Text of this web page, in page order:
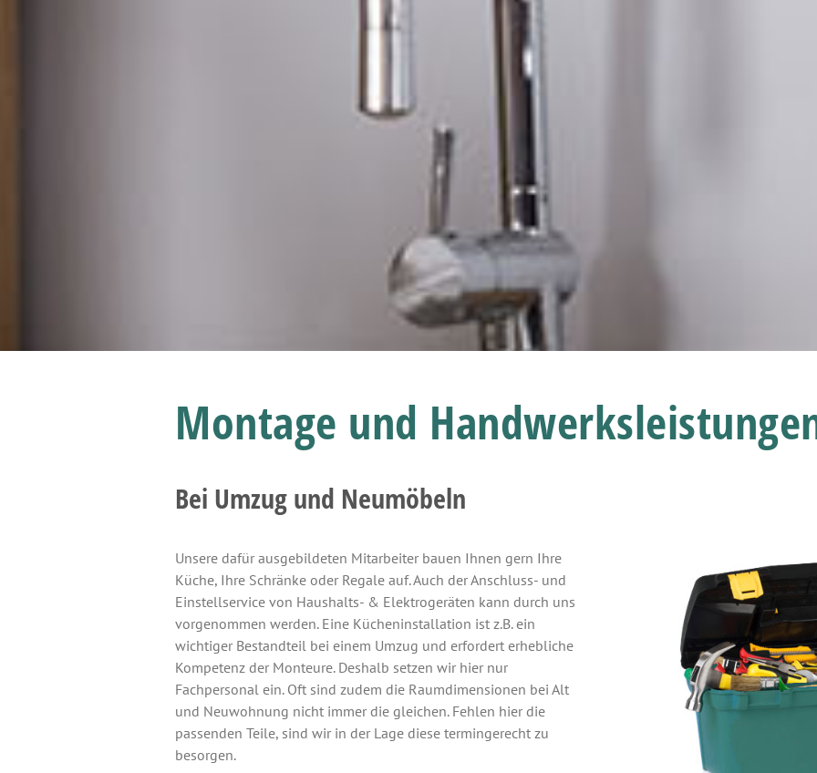
Montage und
Bei Umzug und Neumöbeln
Unsere dafür ausgebildeten Mitarbeiter bauen Ihnen gern Ihre
Küche, Ihre Schränke oder Regale auf. Auch der Anschluss- und
Einstellservice von Haushalts- & Elektrogeräten kann durch uns
vorgenommen werden. Eine Kücheninstallation ist z.B. ein
wichtiger Bestandteil bei einem Umzug und erfordert erhebliche
Kompetenz der Monteure. Deshalb setzen wir hier nur
Fachpersonal ein. Oft sind zudem die Raumdimensionen bei Alt
und Neuwohnung nicht immer die gleichen. Fehlen hier die
passenden Teile, sind wir in der Lage diese termingerecht zu
besorgen.